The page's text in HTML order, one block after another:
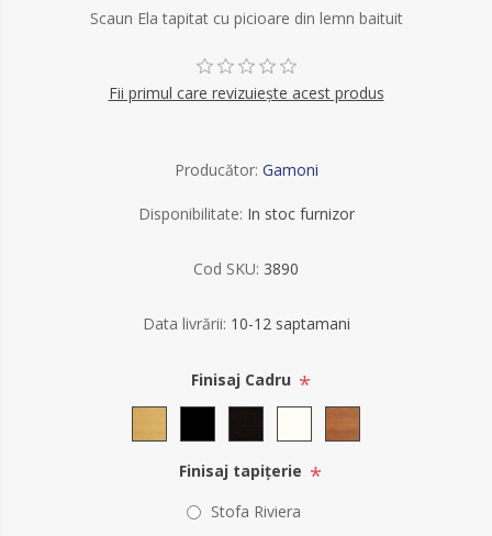
Scaun Ela tapitat cu picioare din lemn baituit
Fii primul care revizuiește acest produs
Producător: Gamoni
Disponibilitate: In stoc furnizor
Cod SKU: 3890
Data livrării: 10-12 saptamani
Finisaj Cadru *
Finisaj tapițerie *
Stofa Riviera